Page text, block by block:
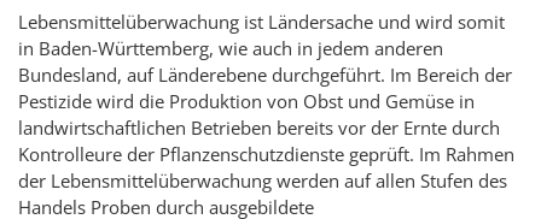
Lebensmittelüberwachung ist Ländersache und wird somit
in Baden-Württemberg, wie auch in jedem anderen
Bundesland, auf Länderebene durchgeführt. Im Bereich der
Pestizide wird die Produktion von Obst und Gemüse in
landwirtschaftlichen Betrieben bereits vor der Ernte durch
Kontrolleure der Pflanzenschutzdienste geprüft. Im Rahmen
der Lebensmittelüberwachung werden auf allen Stufen des
Handels Proben durch ausgebildete